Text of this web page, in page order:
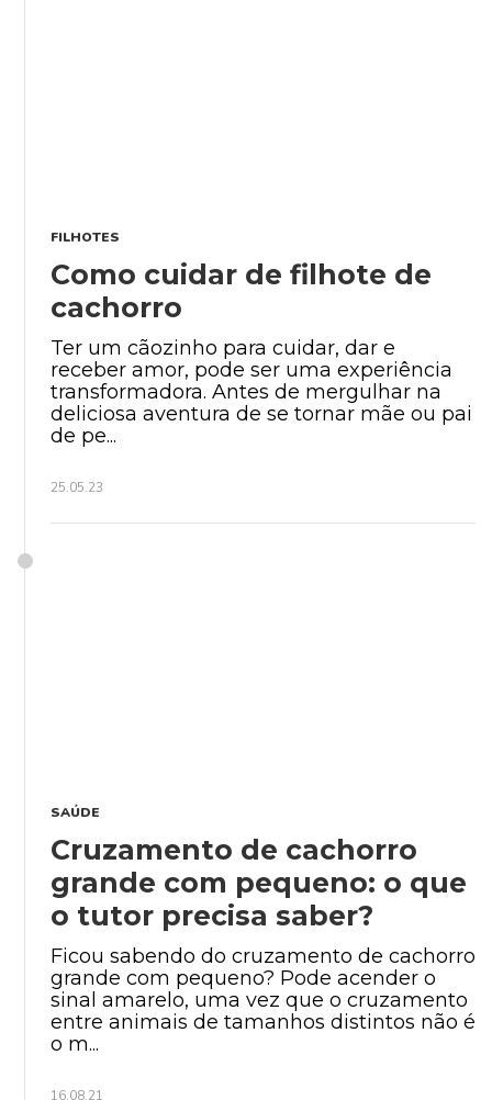
FILHOTES
Como cuidar de filhote de
cachorro
Ter um cãozinho para cuidar, dar e
receber amor, pode ser uma experiência
transformadora. Antes de mergulhar na
deliciosa aventura de se tornar mãe ou pai
de pe...
25.05.23
SAÚDE
Cruzamento de cachorro
grande com pequeno: o que
o tutor precisa saber?
Ficou sabendo do cruzamento de cachorro
grande com pequeno? Pode acender o
sinal amarelo, uma vez que o cruzamento
entre animais de tamanhos distintos não é
o m...
16.08.21